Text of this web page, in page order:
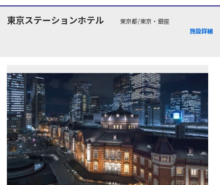
東京ステーションホテル
東京都/東京・銀座
施設詳細